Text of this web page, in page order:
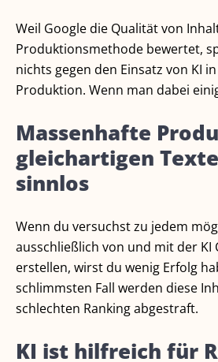
Weil Google die Qualität von
Produktionsmethode bewertet,
nichts gegen den Einsatz von KI
Produktion. Wenn man dabei
Massenhafte
gleichartigen
sinnlos
Wenn du versuchst zu jedem
ausschließlich von und mit der KI
erstellen, wirst du wenig Erfolg
schlimmsten Fall werden diese
schlechten Ranking abgestraft.
KI ist hilfreich für